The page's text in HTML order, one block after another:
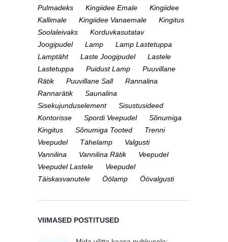
Pulmadeks
Kingiidee Emale
Kingiidee
Kallimale
Kingiidee Vanaemale
Kingitus
Soolaleivaks
Korduvkasutatav
Joogipudel
Lamp
Lamp Lastetuppa
Lamptäht
Laste Joogipudel
Lastele
Lastetuppa
Puidust Lamp
Puuvillane
Rätik
Puuvillane Sall
Rannalina
Rannarätik
Saunalina
Sisekujunduselement
Sisustusideed
Kontorisse
Spordi Veepudel
Sõnumiga
Kingitus
Sõnumiga Tooted
Trenni
Veepudel
Tähelamp
Valgusti
Vannilina
Vannilina Rätik
Veepudel
Veepudel Lastele
Veepudel
Täiskasvanutele
Öölamp Öövalgusti
VIIMASED POSTITUSED